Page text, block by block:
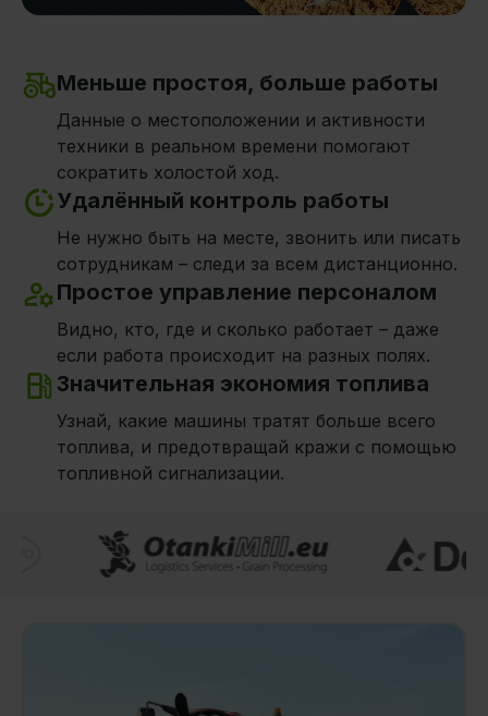
Меньше простоя, больше работы
Данные о местоположении и активности
техники в реальном времени помогают
сократить холостой ход.
Удалённый контроль работы
Не нужно быть на месте, звонить или писать
сотрудникам – следи за всем дистанционно.
Простое управление персоналом
Видно, кто, где и сколько работает – даже
если работа происходит на разных полях.
Значительная экономия топлива
Узнай, какие машины тратят больше всего
топлива, и предотвращай кражи с помощью
топливной сигнализации.